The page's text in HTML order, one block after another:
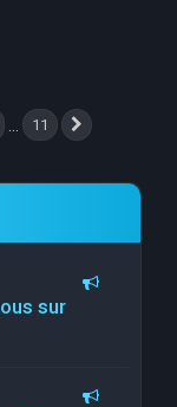
avancée
11
sur